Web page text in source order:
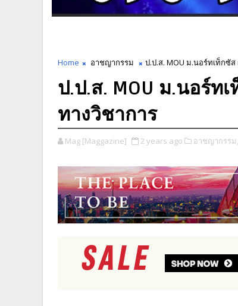
Home อาชญากรรม ป.ป.ส. MOU ม.นอร์ทเท็กซั
ป.ป.ส. MOU ม.นอร์ท
ทางวิชาการ
Mag [Maggazine] 2 years ago อาชญากรรม,